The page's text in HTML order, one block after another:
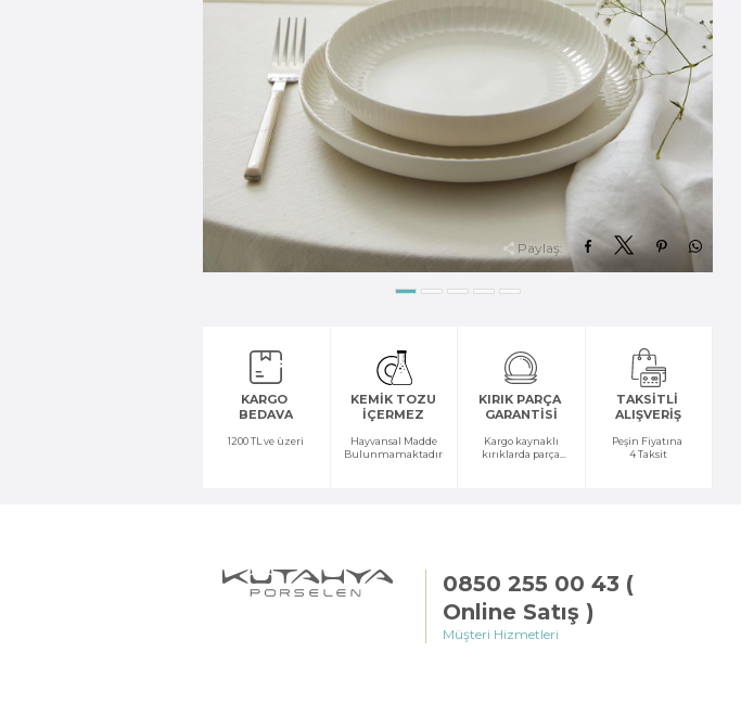
Paylaş:
KARGO
BEDAVA
1200 TL ve üzeri
KEMİK TOZU
İÇERMEZ
Hayvansal Madde
Bulunmamaktadır
KIRIK PARÇA
GARANTİSİ
Kargo kaynaklı
kırıklarda parça
TAKSİTLİ
ALIŞVERİŞ
Peşin Fiyatına
4 Taksit
0850 255 00 43 (
Online Satış )
Müşteri Hizmetleri